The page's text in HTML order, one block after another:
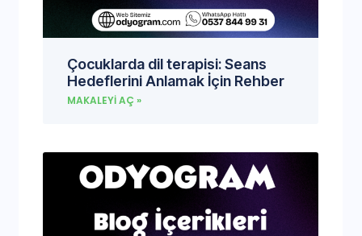
Çocuklarda dil terapisi: Seans
Hedeflerini Anlamak İçin Rehber
MAKALEYI AÇ »